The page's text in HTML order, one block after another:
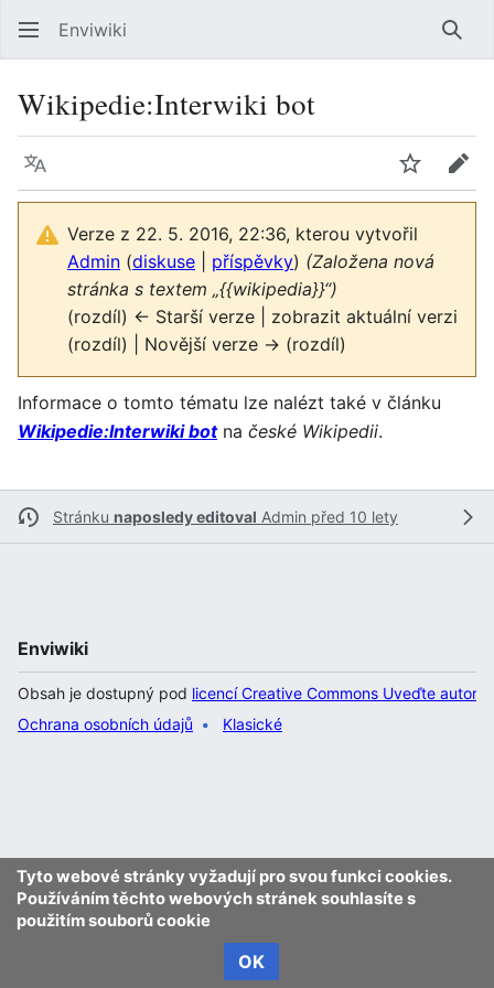
Enviwiki
Wikipedie:Interwiki bot
Jazyk Sledovat
Verze z 22. 5. 2016, 22:36, kterou vytvořil
Admin (diskuse příspěvky) (Založena nová
stránka s textem „{{wikipedia}}“)
(rozdíl) ← Starší verze | zobrazit aktuální verzi
(rozdíl) | Novější verze → (rozdíl)
Informace o tomto tématu lze nalézt také v článku
Wikipedie:Interwiki botna české Wikipedii.
Stránku naposledy editoval Admin před 10 lety
Tyto webové stránky vyžadují pro svou funkci cookies.
Používáním těchto webových stránek souhlasíte s
použitím souborů cookie
OK
Enviwiki
Obsah je dostupný pod licencí Creative Commons Uveďte
Ochrana osobních údajů
Klasické